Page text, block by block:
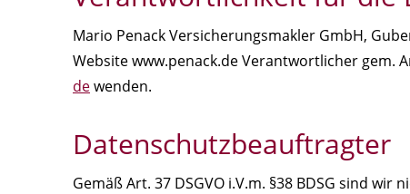
Mario Penack Versicherungsmakler GmbH,
Website www.penack.de Verantwortlicher gem.
dewenden.
Datenschutzbeauftragter
Gemäß Art. 37 DSGVO i.V.m. §38 BDSG sind